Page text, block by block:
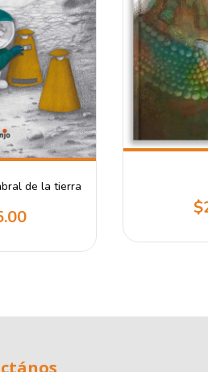
de la tierra